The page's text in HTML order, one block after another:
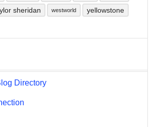
sheridan westworld yellowstone
Directory